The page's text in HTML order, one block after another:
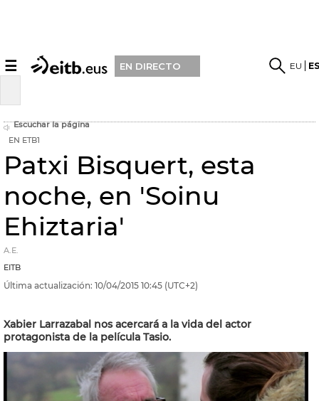
☰ EN DIRECTO EU
Escuchar la página
EN ETB1
Patxi Bisquert, esta
noche, en 'Soinu
Ehiztaria'
A.E.
EITB
Última actualización: 10/04/2015 10:45 (UTC+2)
Xabier Larrazabal nos acercará a la vida del actor
protagonista de la película Tasio.